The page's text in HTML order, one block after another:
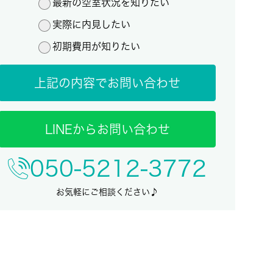
最新の空室状況を知りたい
実際に内見したい
初期費用が知りたい
上記の内容でお問い合わせ
LINEからお問い合わせ
050-5212-3772
お気軽にご相談ください♪